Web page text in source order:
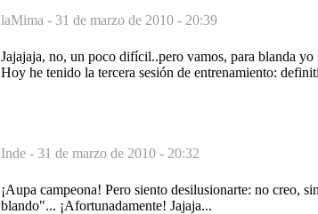
laMima - 31 de marzo de 2010 - 20:39
Jajajaja, no, un poco difícil..pero vamos, para blanda
Hoy he tenido la tercera sesión de entrenamiento:
Inde - 31 de marzo de 2010 - 20:32
¡Aupa campeona! Pero siento desilusionarte: no creo,
blando"... ¡Afortunadamente! Jajaja...